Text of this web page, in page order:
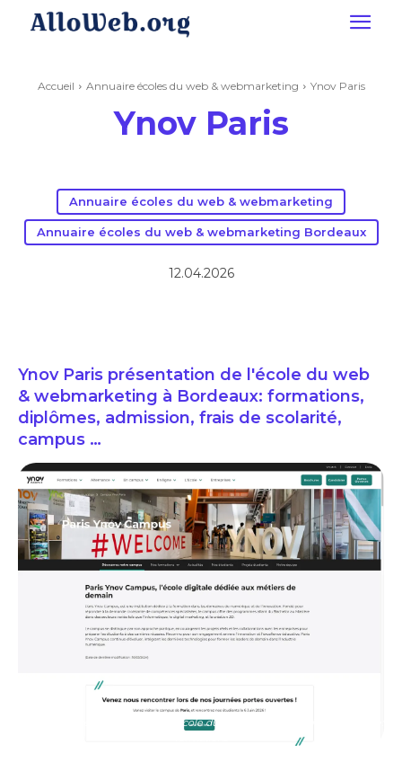
Accueil Annuaire écoles du web & webmarketing Ynov Paris
Ynov Paris
Annuaire écoles du web & webmarketing
Annuaire écoles du web & webmarketing Bordeaux
12.04.2026
Ynov Paris présentation de l'école du web
& webmarketing à Bordeaux: formations,
diplômes, admission, frais de scolarité,
campus …
Ynov Toulouse présentation de l'école du web & webmarketing à Toulouse: